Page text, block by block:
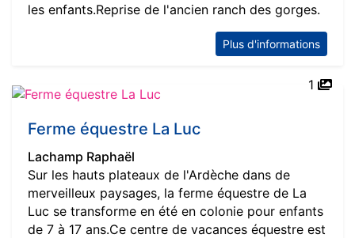
les enfants.Reprise de l'ancien ranch des gorges.
Plus d'informations
1
Ferme équestre La Luc
Lachamp Raphaël
Sur les hauts plateaux de l'Ardèche dans de
merveilleux paysages, la ferme équestre de La
Luc se transforme en été en colonie pour enfants
de 7 à 17 ans.Ce centre de vacances équestre est